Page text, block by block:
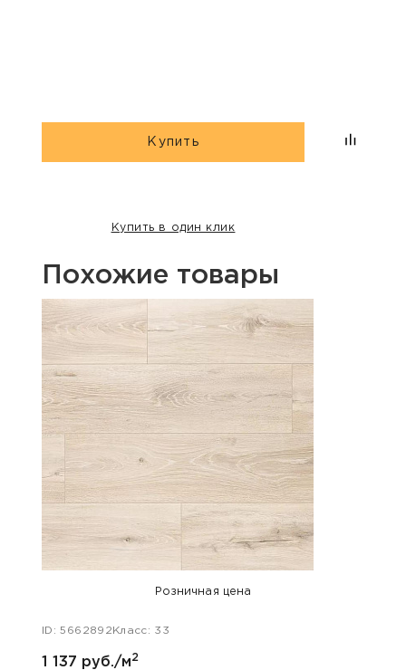
Купить
Купить в один клик
Похожие товары
Розничная цена
ID: 5662892 Класс: 33
1 137 руб./м2